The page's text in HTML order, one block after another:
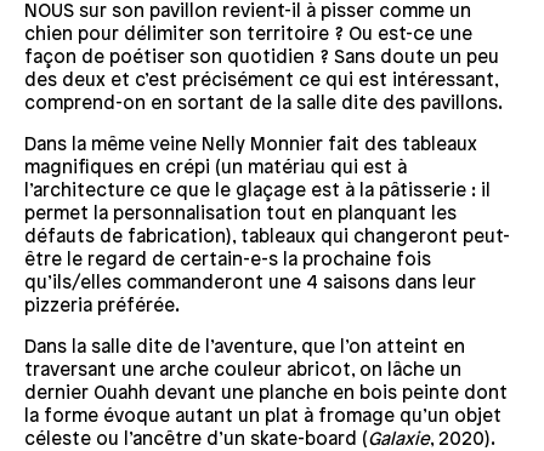
NOUS sur son pavillon revient-il à pisser comme un
chien pour délimiter son territoire ? Ou est-ce une
façon de poétiser son quotidien ? Sans doute un peu
des deux et c’est précisément ce qui est intéressant,
comprend-on en sortant de la salle dite des pavillons.
Dans la même veine Nelly Monnier fait des tableaux
magnifiques en crépi (un matériau qui est à
l’architecture ce que le glaçage est à la pâtisserie : il
permet la personnalisation tout en planquant les
défauts de fabrication), tableaux qui changeront peut-
être le regard de certain-e-s la prochaine fois
qu’ils/elles commanderont une 4 saisons dans leur
pizzeria préférée.
Dans la salle dite de l’aventure, que l’on atteint en
traversant une arche couleur abricot, on lâche un
dernier Ouahh devant une planche en bois peinte dont
la forme évoque autant un plat à fromage qu’un objet
céleste ou l’ancêtre d’un skate-board (Galaxie, 2020).